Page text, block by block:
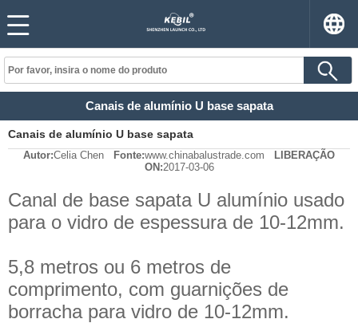
Canais de alumínio U base sapata
Canais de alumínio U base sapata
Autor:Celia Chen Fonte:www.chinabalustrade.com
LIBERAÇÃO
ON:2017-03-06
Canal de base sapata U alumínio usado
para o vidro de espessura de 10-12mm.
5,8 metros ou 6 metros de
comprimento, com guarnições de
borracha para vidro de 10-12mm.